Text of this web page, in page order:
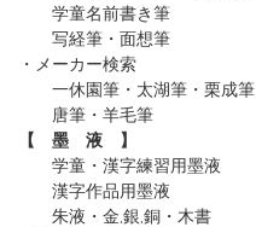
学童名前書き筆
写経筆・面想筆
・メーカー検索
一休園筆 ・太湖筆 ・栗成筆
唐筆 ・羊毛筆
【 墨 液 】
学童・漢字練習用墨液
漢字作品用墨液
朱液・金,銀,銅・木書